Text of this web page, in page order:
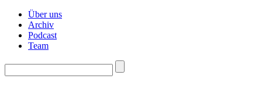
Über uns
Archiv
Podcast
Team